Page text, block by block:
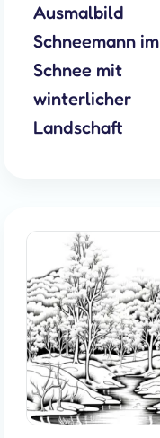
Ausmalbild
Schneemann im
Schnee mit
winterlicher
Landschaft